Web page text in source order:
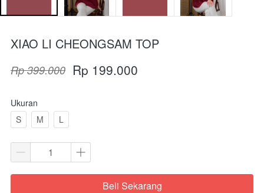
XIAO LI CHEONGSAM TOP
Rp 399.000 Rp 199.000
Ukuran
S
M L
`Beli Sekarang